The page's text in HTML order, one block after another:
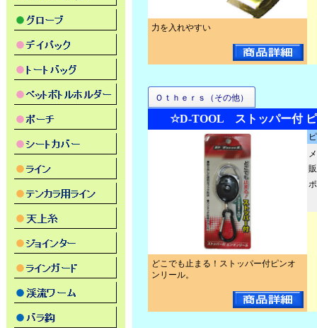
力を入れやすい
Ｏｔｈｅｒｓ（その他）
☆D-TOOL ストッパー付 ピ
どこでも止まる！ストッパー付ピンオ
ンリール。